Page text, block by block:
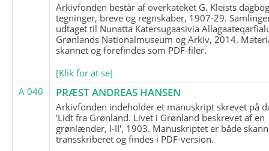
Arkivfonden består af overkateket G. Kleists
tegninger, breve og regnskaber, 1907-29.
udtaget til Nunatta Katersugaasivia
Grønlands Nationalmuseum og Arkiv, 2014.
skannet og forefindes som PDF-filer.
[Klik for at se]
A 040
PRÆST ANDREAS HANSEN
Arkivfonden indeholder et manuskript skrevet på
'Lidt fra Grønland. Livet i Grønland beskrevet af en
grønlænder, I-II', 1903. Manuskriptet er både
transskriberet og findes i PDF-version.